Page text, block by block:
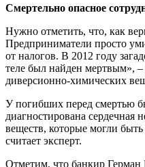
Смертельно опасное
Нужно отметить, что, как
Предприниматели просто
от налогов. В 2012 году
теле был найден мертвым»,
диверсионно-химических
У погибших перед смертью
диагностирована
веществ, которые могли
считает эксперт.
Отметим, что банкир Герман